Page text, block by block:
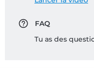
FAQ
Tu as des